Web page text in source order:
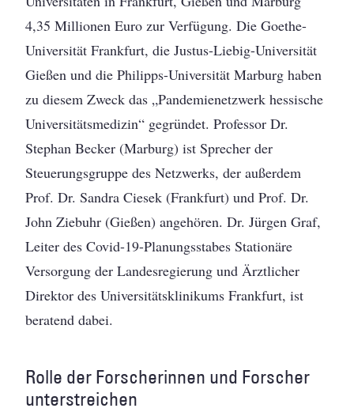
4,35 Millionen Euro zur Verfügung. Die Goethe-
Universität Frankfurt, die Justus-Liebig-Universität
Gießen und die Philipps-Universität Marburg haben
zu diesem Zweck das „Pandemienetzwerk hessische
Universitätsmedizin“ gegründet. Professor Dr.
Stephan Becker (Marburg) ist Sprecher der
Steuerungsgruppe des Netzwerks, der außerdem
Prof. Dr. Sandra Ciesek (Frankfurt) und Prof. Dr.
John Ziebuhr (Gießen) angehören. Dr. Jürgen Graf,
Leiter des Covid-19-Planungsstabes Stationäre
Versorgung der Landesregierung und Ärztlicher
Direktor des Universitätsklinikums Frankfurt, ist
beratend dabei.
Rolle der Forscherinnen und Forscher
unterstreichen